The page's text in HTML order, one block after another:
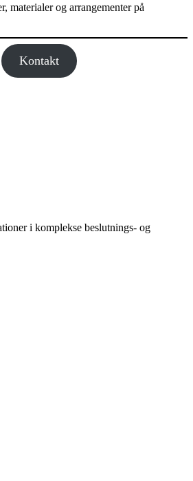
materialer og arrangementer på
Kontakt
i komplekse beslutnings- og